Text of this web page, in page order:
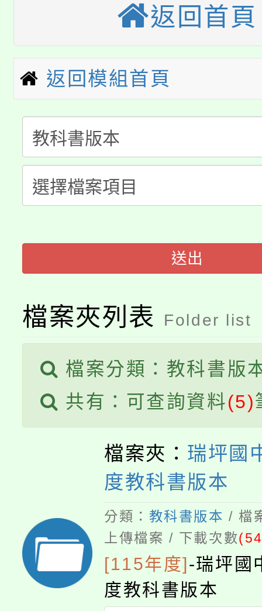
半價優惠，詳情可洽有
者。
份教師增能研習
大溪自造教育及科技
份教師研習
淨零綠生活教案入校路
會
115年食農教育專業人
程
「本色祭」8/29、30在
場熱烈登場!
8/21下午1時於龍潭區
徵才活動。
YOUNG桃局內行報名
局官網。
8月14至27日，桃園電
田徑場及游泳池舉行。
桃園市低收入戶享有免
視費優惠，中低收入戶
半價優惠，詳情可洽有
者。
大園自造教育及科技中
份教師增能研習
大溪自造教育及科技中
份教師研習
淨零綠生活教案入校路
會
115年食農教育專業人
程
返回首頁
返回模組首頁
送出
檔案夾列表 Folder list
檔案分類：教科書版
共有：可查詢資料(5)
檔案夾： 瑞坪國
度教科書版本
分類： 教科書版本 / 檔
上傳檔案 / 下載次數
[115年度] -瑞坪國
度教科書版本